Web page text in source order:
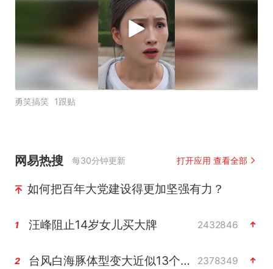
勇笑搞笑 1跟贴
网易热搜 每30分钟更新 打开应用 查看全部
如何把百年大党建设得更加坚强有力？
1 汪峰阻止14岁女儿买大牌 2432846
2 台风白海豚体型变大近似13个浙江面积 2378349